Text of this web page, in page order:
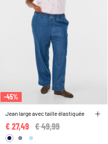
-45%
Jean large avec taille élastiquée
Price reduced from
€ 49,99
€ 27,49